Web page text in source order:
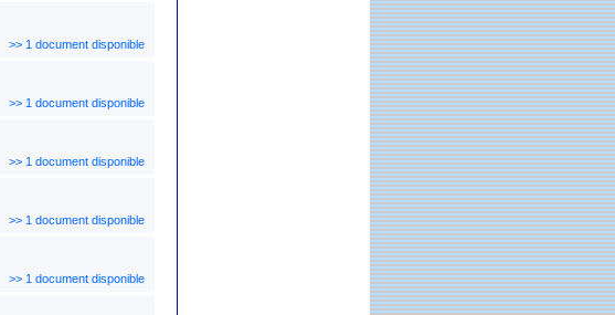
>> 1 document disponible
>> 1 document disponible
>> 1 document disponible
>> 1 document disponible
>> 1 document disponible